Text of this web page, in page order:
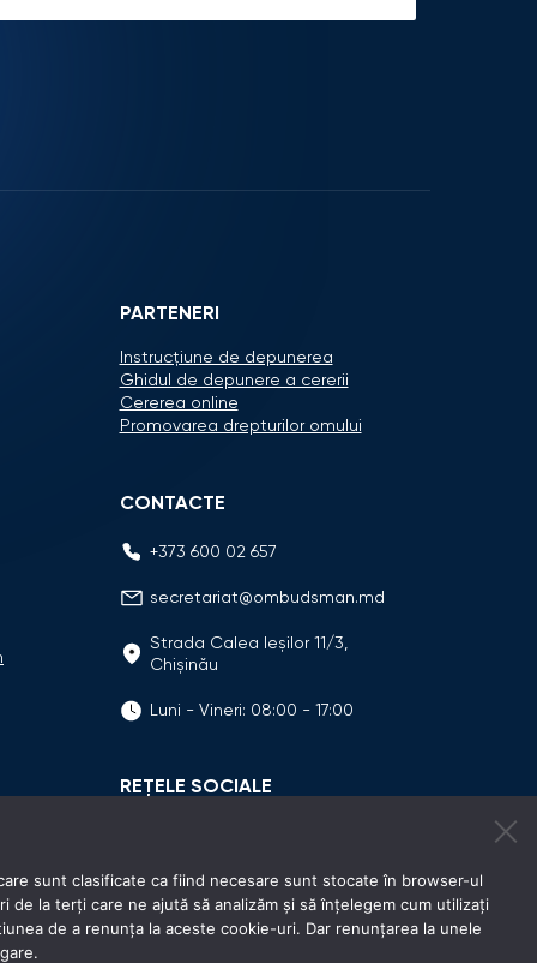
PARTENERI
Instrucțiune de depunerea
Ghidul de depunere a cererii
Cererea online
Promovarea drepturilor omului
CONTACTE
+373 600 02 657
secretariat@ombudsman.md
Strada Calea Ieşilor 11/3,
Chişinău
Luni - Vineri: 08:00 - 17:00
REȚELE SOCIALE
sunt clasificate ca fiind necesare sunt stocate în browser-ul
la terți care ne ajută să analizăm și să înțelegem cum utilizați
de a renunța la aceste cookie-uri. Dar renunțarea la unele